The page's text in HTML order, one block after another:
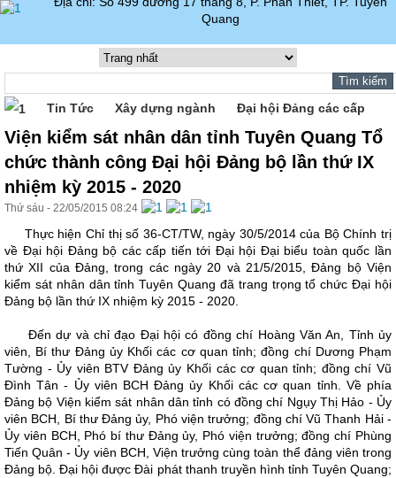
Quang
Tin Tức Xây dựng ngành Đại hội Đảng các cấp
Viện kiểm sát nhân dân tỉnh Tuyên Quang Tổ
chức thành công Đại hội Đảng bộ lần thứ IX
nhiệm kỳ 2015 - 2020
Thứ sáu - 22/05/2015 08:24
Thực hiện Chỉ thị số 36-CT/TW, ngày 30/5/2014 của Bộ Chính trị
về Đại hội Đảng bộ các cấp tiến tới Đại hội Đại biểu toàn quốc lần
thứ XII của Đảng, trong các ngày 20 và 21/5/2015, Đảng bộ Viện
kiểm sát nhân dân tỉnh Tuyên Quang đã trang trọng tổ chức Đại hội
Đảng bộ lần thứ IX nhiệm kỳ 2015 - 2020.
Đến dự và chỉ đạo Đại hội có đồng chí Hoàng Văn An, Tỉnh ủy
viên, Bí thư Đảng ủy Khối các cơ quan tỉnh; đồng chí Dương Phạm
Tường - Ủy viên BTV Đảng ủy Khối các cơ quan tỉnh; đồng chí Vũ
Đình Tân - Ủy viên BCH Đảng ủy Khối các cơ quan tỉnh. Về phía
Đảng bộ Viện kiểm sát nhân dân tỉnh có đồng chí Ngụy Thị Hảo - Ủy
viên BCH, Bí thư Đảng ủy, Phó viện trưởng; đồng chí Vũ Thanh Hải -
Ủy viên BCH, Phó bí thư Đảng ủy, Phó viện trưởng; đồng chí Phùng
Tiến Quân - Ủy viên BCH, Viện trưởng cùng toàn thể đảng viên trong
Đảng bộ. Đại hội được Đài phát thanh truyền hình tỉnh Tuyên Quang;